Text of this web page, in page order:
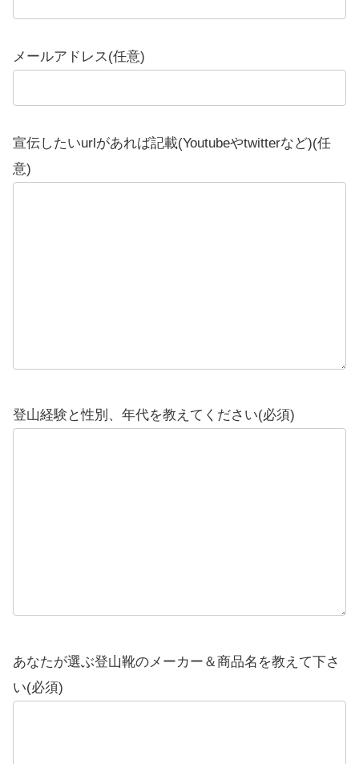
メールアドレス(任意)
宣伝したいurlがあれば記載(Youtubeやtwitterなど)(任
意)
登山経験と性別、年代を教えてください(必須)
あなたが選ぶ登山靴のメーカー＆商品名を教えて下さ
い(必須)